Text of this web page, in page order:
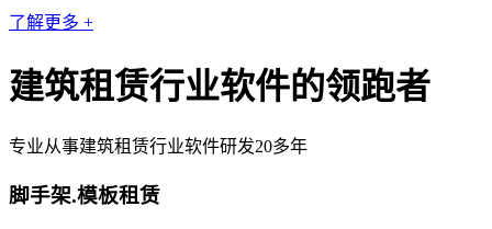
了解更多 +
建筑租赁行业软件的领跑者
专业从事建筑租赁行业软件研发20多年
脚手架.模板租赁